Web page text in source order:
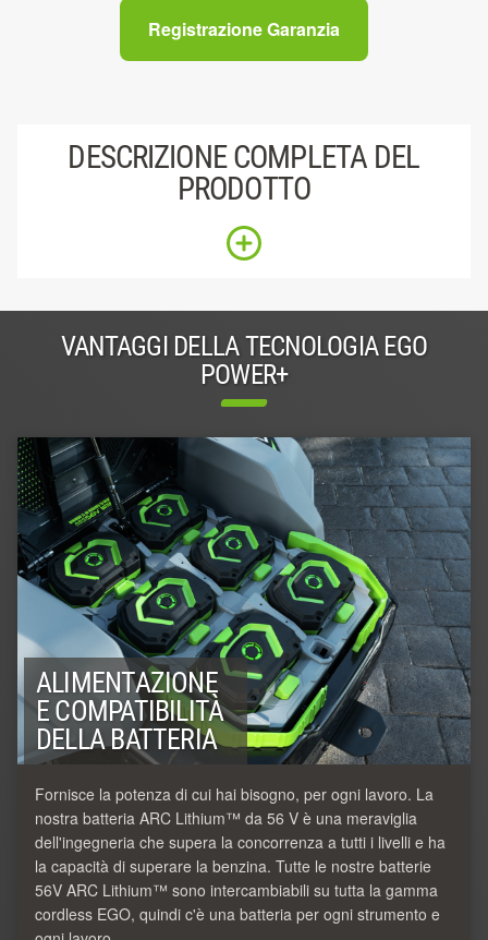
Registrazione Garanzia
DESCRIZIONE COMPLETA DEL
PRODOTTO
VANTAGGI DELLA TECNOLOGIA EGO
POWER+
ALIMENTAZIONE
E COMPATIBILITÀ
DELLA BATTERIA
Fornisce la potenza di cui hai bisogno, per ogni lavoro. La
nostra batteria ARC Lithium™ da 56 V è una meraviglia
dell'ingegneria che supera la concorrenza a tutti i livelli e ha
la capacità di superare la benzina. Tutte le nostre batterie
56V ARC Lithium™ sono intercambiabili su tutta la gamma
cordless EGO, quindi c'è una batteria per ogni strumento e